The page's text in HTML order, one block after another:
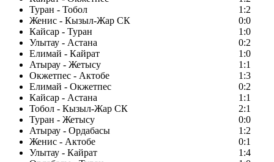
Туран - Тобол
1:2
Женис - Кызыл-Жар СК
0:0
Кайсар - Туран
1:0
Улытау - Астана
0:2
Елимай - Кайрат
1:0
Атырау - Жетысу
1:1
Окжетпес - Актобе
1:3
Елимай - Окжетпес
0:2
Кайсар - Астана
1:1
Тобол - Кызыл-Жар СК
2:1
Туран - Жетысу
0:0
Атырау - Ордабасы
1:2
Женис - Актобе
0:1
Улытау - Кайрат
1:4